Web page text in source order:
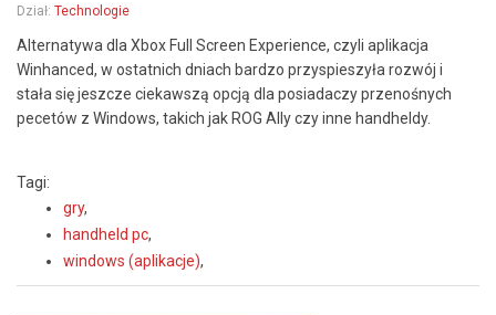
Dział: Technologie
Alternatywa dla Xbox Full Screen Experience, czyli aplikacja
Winhanced, w ostatnich dniach bardzo przyspieszyła rozwój i
stała się jeszcze ciekawszą opcją dla posiadaczy przenośnych
pecetów z Windows, takich jak ROG Ally czy inne handheldy.
Tagi:
gry,
handheld pc,
windows (aplikacje),